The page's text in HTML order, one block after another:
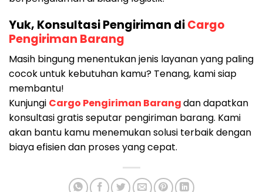
Yuk, Konsultasi Pengiriman diCargo
Pengiriman Barang
Masih bingung menentukan jenis layanan yang paling
cocok untuk kebutuhan kamu? Tenang, kami siap
membantu!
Kunjungi Cargo Pengiriman Barangdan dapatkan
konsultasi gratis seputar pengiriman barang. Kami
akan bantu kamu menemukan solusi terbaik dengan
biaya efisien dan proses yang cepat.